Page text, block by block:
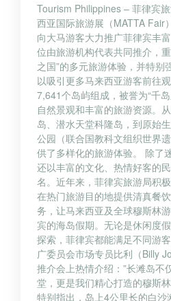
Tourism Philippines – 菲律宾
西亚国际旅游展（MATTA Fair
向大马游客大力推广菲律宾丰
位由旅游机构代表共同推介，
之国”的多元旅游体验，并特别
以吸引更多马来西亚游客前往
7,641个岛屿组成，被誉为“千
自然景观和丰富的旅游资源。
岛、潜水天堂科隆岛，到原始
公园（联合国教科文组织世界
供了多样化的旅游体验。 除了
还以丰富的文化、热情好客的
名。近年来，菲律宾旅游局积
在热门旅游目的地提供清真餐
务，让马来西亚及全球穆斯林
宾的海岛假期。无论是休闲度
探索，菲律宾都能满足不同游
广委员会市场专员比利（Billy
推介会上热情介绍：”长滩岛不
堂，更是我们精心打造的穆斯
特别指出，岛上4公里长的白沙